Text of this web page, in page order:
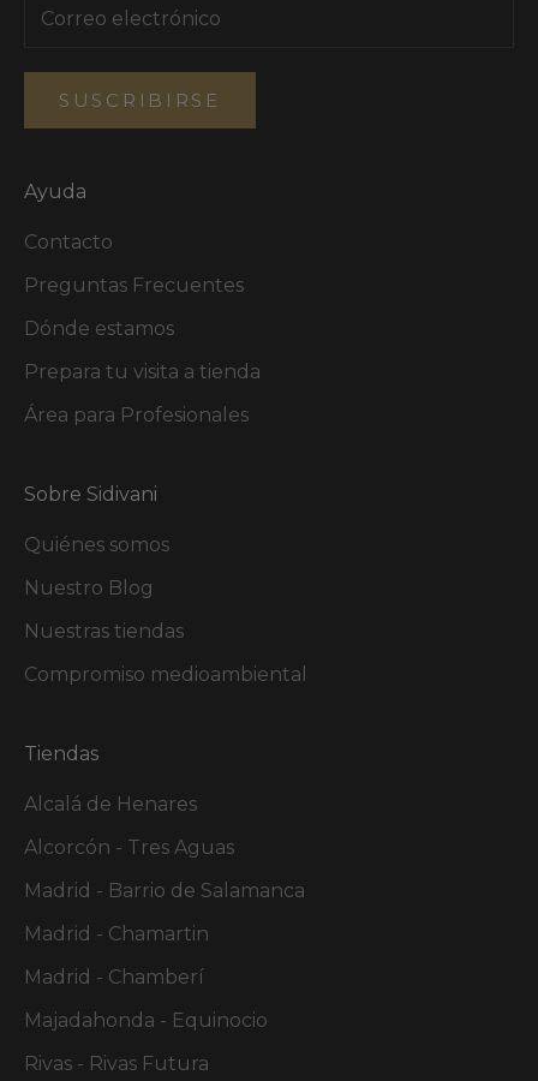
SUSCRIBIRSE
Ayuda
Contacto
Preguntas Frecuentes
Dónde estamos
Prepara tu visita a tienda
Área para Profesionales
Sobre Sidivani
Quiénes somos
Nuestro Blog
Nuestras tiendas
Compromiso medioambiental
Tiendas
Alcalá de Henares
Alcorcón - Tres Aguas
Madrid - Barrio de Salamanca
Madrid - Chamartin
Madrid - Chamberí
Majadahonda - Equinocio
Rivas - Rivas Futura